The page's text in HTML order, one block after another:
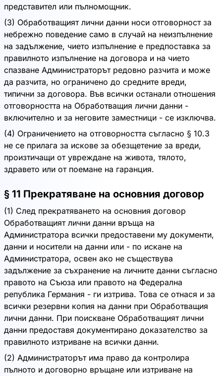
представител или пълномощник.
(3) Обработващият лични данни носи отговорност за
небрежно поведение само в случай на неизпълнение
на задължение, чието изпълнение е предпоставка за
правилното изпълнение на договора и на чието
спазване Администраторът редовно разчита и може
да разчита, но ограничено до средните вреди,
типични за договора. Във всички останали отношения
отговорността на Обработващия лични данни -
включително и за неговите заместници - се изключва.
(4) Ограничението на отговорността съгласно § 10.3
не се прилага за искове за обезщетение за вреди,
произтичащи от увреждане на живота, тялото,
здравето или от поемане на гаранция.
§ 11 Прекратяване на основния договор
(1) След прекратяването на основния договор
Обработващият лични данни връща на
Администратора всички предоставени му документи,
данни и носители на данни или - по искане на
Администратора, освен ако не съществува
задължение за съхранение на личните данни съгласно
правото на Съюза или правото на Федерална
република Германия - ги изтрива. Това се отнася и за
всички резервни копия на данни при Обработващия
лични данни. При поискване Обработващият лични
данни предоставя документирано доказателство за
правилното изтриване на всички данни.
(2) Администраторът има право да контролира
пълното и договорно връщане или изтриване на